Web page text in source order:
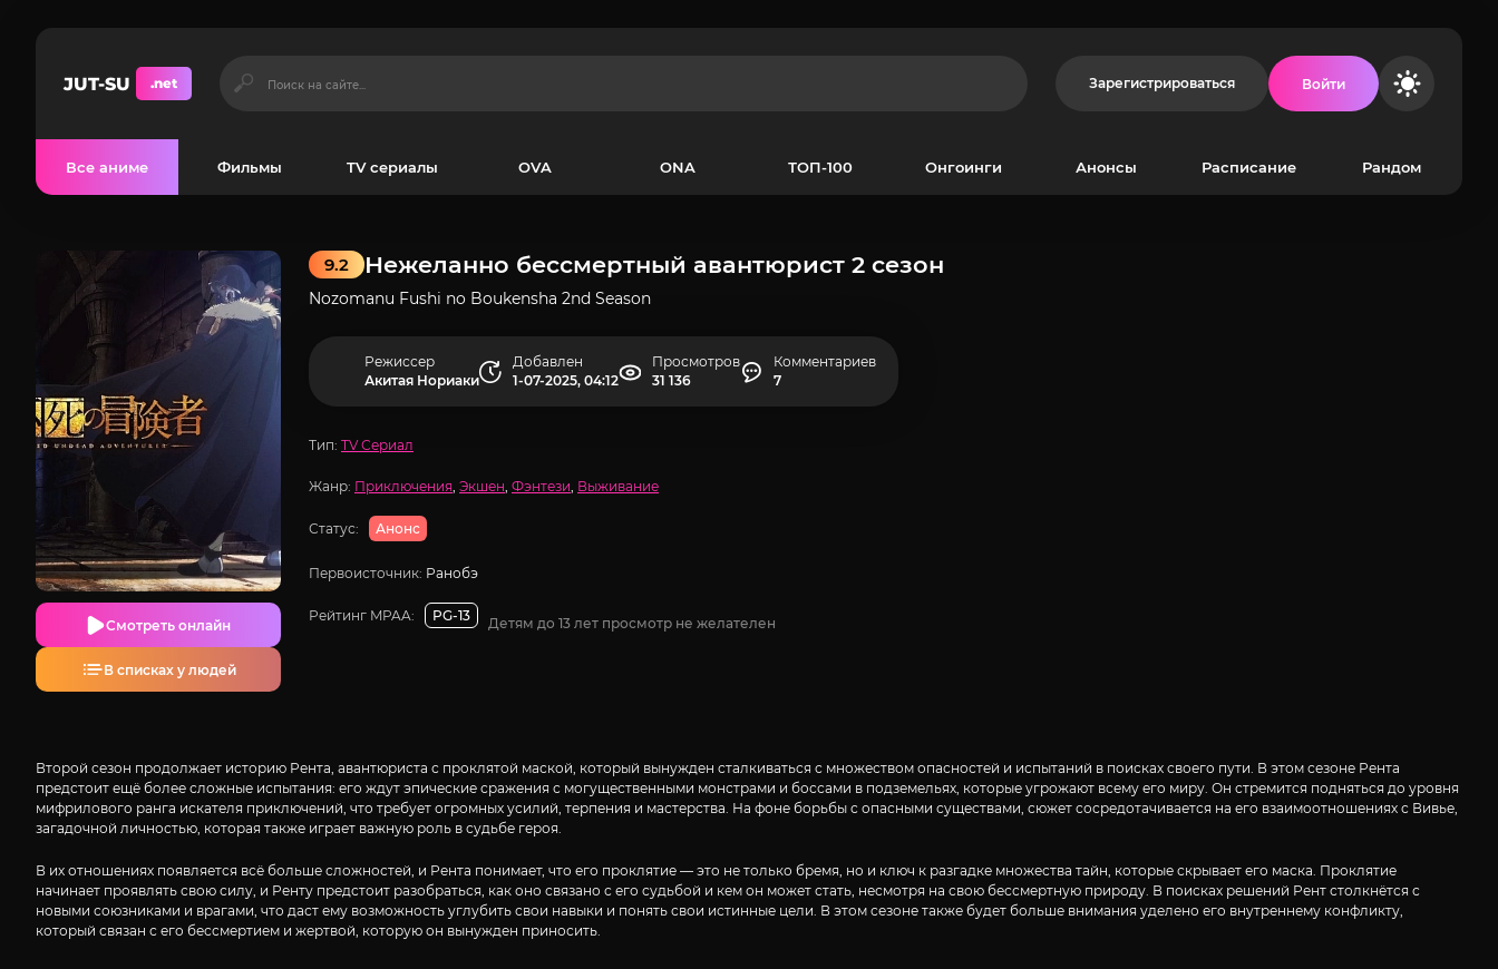
JUT-SU .net Зарегистрироваться Войти
Все аниме Фильмы TV сериалы OVA ONA ТОП-100 Онгоинги Анонсы Расписание Рандом
Нежеланно бессмертный авантюрист 2 сезон
9.2
Nozomanu Fushi no Boukensha 2nd Season
Смотреть онлайн
В списках у людей
Режиссер
Акитая Нориаки
Добавлен
1-07-2025, 04:12
Просмотров
31 136
Комментариев
7
Тип: TV Сериал
Жанр: Приключения, Экшен, Фэнтези, Выживание
Статус: Анонс
Первоисточник: Ранобэ
Рейтинг MPAA: PG-13 Детям до 13 лет просмотр не желателен
Второй сезон продолжает историю Рента, авантюриста с проклятой маской, который вынужден сталкиваться с множеством опасностей и испытаний в поисках своего пути. В этом сезоне Рента
предстоит ещё более сложные испытания: его ждут эпические сражения с могущественными монстрами и боссами в подземельях, которые угрожают всему его миру. Он стремится подняться до уровня
мифрилового ранга искателя приключений, что требует огромных усилий, терпения и мастерства. На фоне борьбы с опасными существами, сюжет сосредотачивается на его взаимоотношениях с Вивье,
загадочной личностью, которая также играет важную роль в судьбе героя.
В их отношениях появляется всё больше сложностей, и Рента понимает, что его проклятие — это не только бремя, но и ключ к разгадке множества тайн, которые скрывает его маска. Проклятие
начинает проявлять свою силу, и Ренту предстоит разобраться, как оно связано с его судьбой и кем он может стать, несмотря на свою бессмертную природу. В поисках решений Рент столкнётся с
новыми союзниками и врагами, что даст ему возможность углубить свои навыки и понять свои истинные цели. В этом сезоне также будет больше внимания уделено его внутреннему конфликту,
который связан с его бессмертием и жертвой, которую он вынужден приносить.